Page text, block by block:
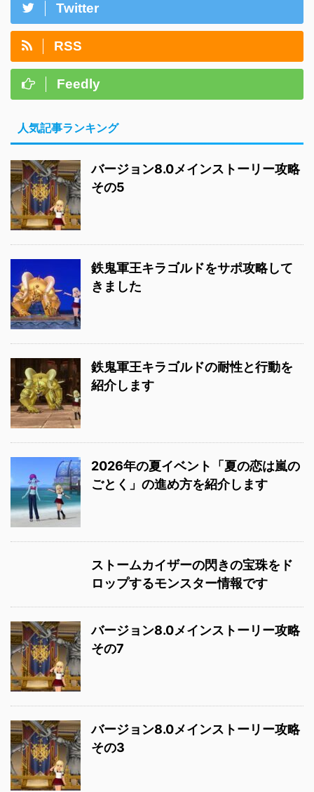
Twitter
RSS
Feedly
人気記事ランキング
バージョン8.0メインストーリー攻略
その5
鉄鬼軍王キラゴルドをサポ攻略して
きました
鉄鬼軍王キラゴルドの耐性と行動を
紹介します
2026年の夏イベント「夏の恋は嵐の
ごとく」の進め方を紹介します
ストームカイザーの閃きの宝珠をド
ロップするモンスター情報です
バージョン8.0メインストーリー攻略
その7
バージョン8.0メインストーリー攻略
その3